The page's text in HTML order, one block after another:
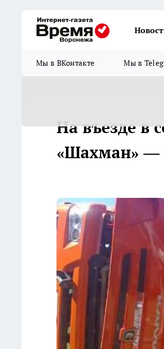
Мы в ВКонтакте Мы в
На въезде в
«Шахман» —